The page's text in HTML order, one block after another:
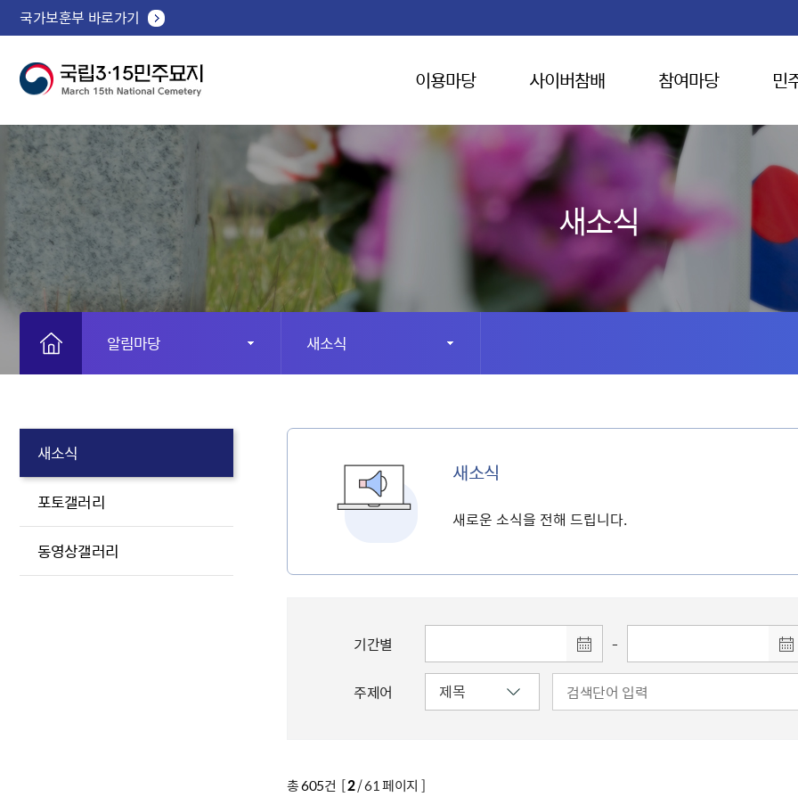
국가보훈부 바로가기
이용마당 사이버참배 참여마당 민
새소식
알림마당 새소식
새소식
포토갤러리
동영상갤러리
새소식
새로운 소식을 전해 드립니다.
기간별 -
주제어
총605건 [2/ 61 페이지 ]